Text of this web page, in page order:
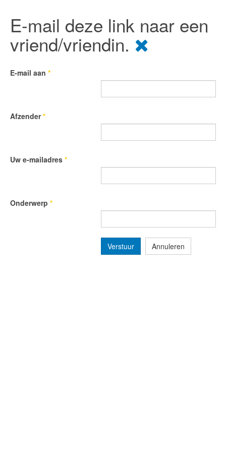
E-mail deze link naar een
vriend/vriendin.
E-mail aan *
Afzender*
Uw e-mailadres *
Onderwerp *
Verstuur Annuleren